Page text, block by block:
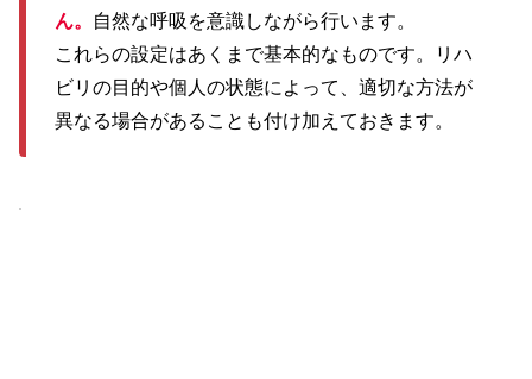
ん。
自然な呼吸を意識しながら行います。
これらの設定はあくまで基本的なものです。リハ
ビリの目的や個人の状態によって、適切な方法が
異なる場合があることも付け加えておきます。